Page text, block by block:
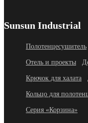
Sunsun Industrial
Полотенцесушитель
Отель и проекты
Крючок для халата
Кольцо для
Серия «Корзина»